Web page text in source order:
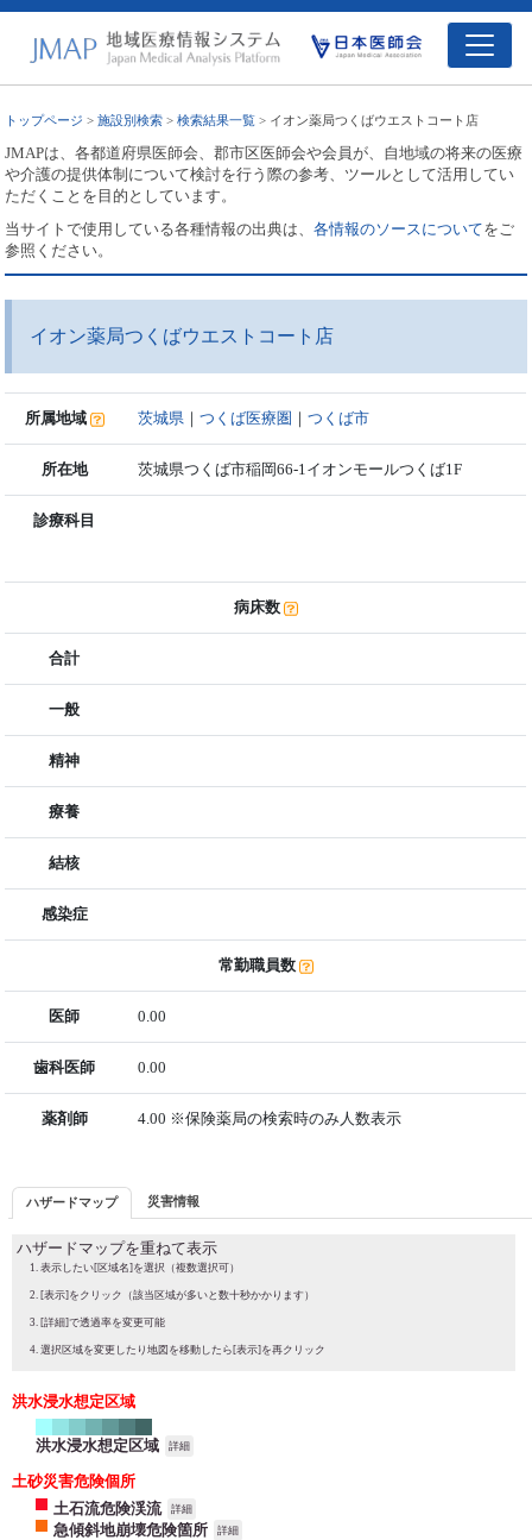
トップページ >施設別検索 >検索結果一覧 > イオン薬局つくばウエストコート店
JMAPは、各都道府県医師会、郡市区医師会や会員が、自地域の将来の医療
や介護の提供体制について検討を行う際の参考、ツールとして活用してい
ただくことを目的としています。
当サイトで使用している各種情報の出典は、各情報のソースについてをご
参照ください。
イオン薬局つくばウエストコート店
所属地域 茨城県 ｜つくば医療圏 ｜つくば市
所在地 茨城県つくば市稲岡66-1イオンモールつくば1F
診療科目
病床数
合計
一般
精神
療養
結核
感染症
常勤職員数
医師 0.00
歯科医師 0.00
薬剤師 4.00 ※保険薬局の検索時のみ人数表示
ハザードマップ 災害情報
ハザードマップを重ねて表示
表示したい[区域名]を選択（複数選択可）
[表示]をクリック（該当区域が多いと数十秒かかります）
[詳細]で透過率を変更可能
選択区域を変更したり地図を移動したら[表示]を再クリック
洪水浸水想定区域
洪水浸水想定区域 詳細
土砂災害危険個所
土石流危険渓流
詳細
急傾斜地崩壊危険箇所 詳細